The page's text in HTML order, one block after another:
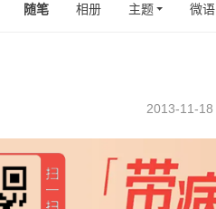
随笔 相册 主题 微语
2013-11-18